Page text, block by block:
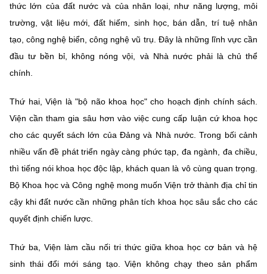
thức lớn của đất nước và của nhân loại, như năng lượng, môi
trường, vật liệu mới, đất hiếm, sinh học, bán dẫn, trí tuệ nhân
tạo, công nghệ biển, công nghệ vũ trụ. Đây là những lĩnh vực cần
đầu tư bền bỉ, không nóng vội, và Nhà nước phải là chủ thể
chính.
Thứ hai, Viện là "bộ não khoa học" cho hoạch định chính sách.
Viện cần tham gia sâu hơn vào việc cung cấp luận cứ khoa học
cho các quyết sách lớn của Đảng và Nhà nước. Trong bối cảnh
nhiều vấn đề phát triển ngày càng phức tạp, đa ngành, đa chiều,
thì tiếng nói khoa học độc lập, khách quan là vô cùng quan trọng.
Bộ Khoa học và Công nghệ mong muốn Viện trở thành địa chỉ tin
cậy khi đất nước cần những phân tích khoa học sâu sắc cho các
quyết định chiến lược.
Thứ ba, Viện làm cầu nối tri thức giữa khoa học cơ bản và hệ
sinh thái đổi mới sáng tạo. Viện không chạy theo sản phẩm